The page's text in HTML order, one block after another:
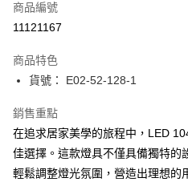
LINE Pay
街口支付
悠遊付
Google Pay
全盈+PAY
商品編號
11121167
商品特色
貨號： E02-52-128-1
銷售重點
在追求居家美學的旅程中，LED
佳選擇。這款燈具不僅具備獨特的
輕鬆調整燈光氛圍，營造出理想的